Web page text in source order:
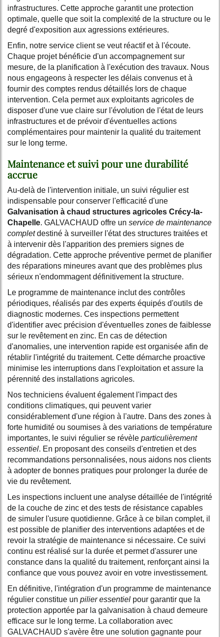
infrastructures. Cette approche garantit une protection
optimale, quelle que soit la complexité de la structure ou le
degré d'exposition aux agressions extérieures.
Enfin, notre service client se veut réactif et à l'écoute.
Chaque projet bénéficie d'un accompagnement sur
mesure, de la planification à l'exécution des travaux. Nous
nous engageons à respecter les délais convenus et à
fournir des comptes rendus détaillés lors de chaque
intervention. Cela permet aux exploitants agricoles de
disposer d'une vue claire sur l'évolution de l'état de leurs
infrastructures et de prévoir d'éventuelles actions
complémentaires pour maintenir la qualité du traitement
sur le long terme.
Maintenance et suivi pour une durabilité
accrue
Au-delà de l'intervention initiale, un suivi régulier est
indispensable pour conserver l'efficacité d'une
Galvanisation à chaud structures agricoles Crécy-la-
Chapelle. GALVACHAUD offre un service de maintenance
completdestiné à surveiller l'état des structures traitées et
à intervenir dès l'apparition des premiers signes de
dégradation. Cette approche préventive permet de planifier
des réparations mineures avant que des problèmes plus
sérieux n'endommagent définitivement la structure.
Le programme de maintenance inclut des contrôles
périodiques, réalisés par des experts équipés d'outils de
diagnostic modernes. Ces inspections permettent
d'identifier avec précision d'éventuelles zones de faiblesse
sur le revêtement en zinc. En cas de détection
d'anomalies, une intervention rapide est organisée afin de
rétablir l'intégrité du traitement. Cette démarche proactive
minimise les interruptions dans l'exploitation et assure la
pérennité des installations agricoles.
Nos techniciens évaluent également l'impact des
conditions climatiques, qui peuvent varier
considérablement d'une région à l'autre. Dans des zones à
forte humidité ou soumises à des variations de température
importantes, le suivi régulier se révèle particulièrement
essentiel. En proposant des conseils d'entretien et des
recommandations personnalisées, nous aidons nos clients
à adopter de bonnes pratiques pour prolonger la durée de
vie du revêtement.
Les inspections incluent une analyse détaillée de l'intégrité
de la couche de zinc et des tests de résistance capables
de simuler l'usure quotidienne. Grâce à ce bilan complet, il
est possible de planifier des interventions adaptées et de
revoir la stratégie de maintenance si nécessaire. Ce suivi
continu est réalisé sur la durée et permet d'assurer une
constance dans la qualité du traitement, renforçant ainsi la
confiance que vous pouvez avoir en votre investissement.
En définitive, l'intégration d'un programme de maintenance
régulier constitue un pilier essentiel pour garantir que la
protection apportée par la galvanisation à chaud demeure
efficace sur le long terme. La collaboration avec
GALVACHAUD s'avère être une solution gagnante pour